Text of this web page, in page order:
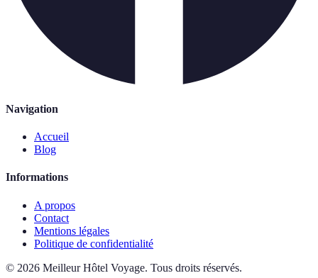
Navigation
Accueil
Blog
Informations
A propos
Contact
Mentions légales
Politique de confidentialité
© 2026 Meilleur Hôtel Voyage. Tous droits réservés.